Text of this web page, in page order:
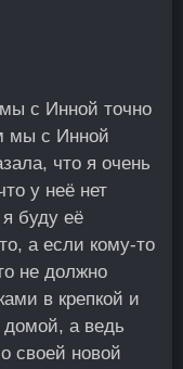
с Инной точно
мы с Инной
что я очень
у неё нет
буду её
а если кому-то
не должно
в крепкой и
домой, а ведь
своей новой